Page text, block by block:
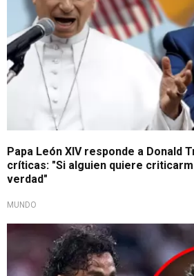
Papa León XIV responde a Donald
críticas: "Si alguien quiere
verdad"
MUNDO
Se parte la Bicolor